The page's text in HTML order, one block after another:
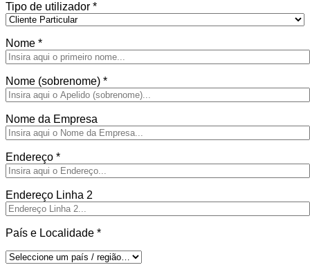
Tipo de utilizador *
Nome *
Nome (sobrenome) *
Nome da Empresa
Endereço *
Endereço Linha 2
País e Localidade *